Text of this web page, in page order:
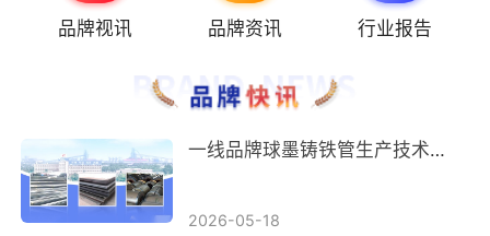
品牌视讯 品牌资讯 行业报告
一线品牌球墨铸铁管生产技术不断创新，产品质量稳步提升，市场竞争力增强
2026-05-18